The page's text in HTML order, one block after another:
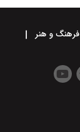
فرهنگ و هنر